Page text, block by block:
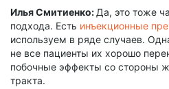
Илья Смитиенко: Да, это тоже
подхода. Есть инъекционные
используем в ряде случаев.
не все пациенты их хорошо
побочные эффекты со стороны
тракта.